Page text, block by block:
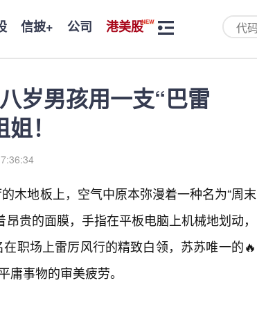
信披+ 公司 港美股
岁男孩用一支“巴雷
！
木地板上，空气中原本弥漫着一种名为“周末
贵的面膜，手指在平板电脑上机械地划动，
职场上雷厉风行的精致白领，苏苏唯一的🔥
庸事物的审美疲劳。